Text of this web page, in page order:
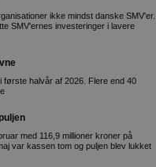
ikke mindst danske SMV'er.
SMV'ernes investeringer i lavere
første halvår af 2026. Flere end 40
med 116,9 millioner kroner på
var kassen tom og puljen blev lukket